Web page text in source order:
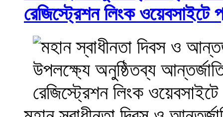
রেজিস্ট্রেশন লিংক ওয়েবসাইটে